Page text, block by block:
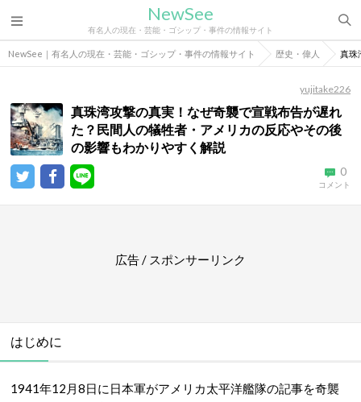
NewSee
有名人の現在・芸能・ゴシップ・事件の情報サイト
NewSee｜有名人の現在・芸能・ゴシップ・事件の情報サイト 歴史・偉人 真珠
yujitake226
真珠湾攻撃の真実！なぜ奇襲で宣戦布告が遅れ
た？民間人の犠牲者・アメリカの反応やその後
の影響もわかりやすく解説
0
コメント
広告 / スポンサーリンク
はじめに
1941年12月8日に日本軍がアメリカ太平洋艦隊の記事を奇襲